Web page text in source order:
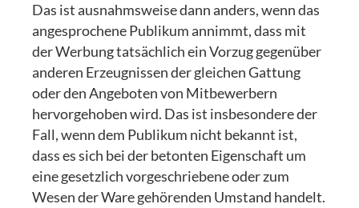
Das ist ausnahmsweise dann anders, wenn das
angesprochene Publikum annimmt, dass mit
der Werbung tatsächlich ein Vorzug gegenüber
anderen Erzeugnissen der gleichen Gattung
oder den Angeboten von Mitbewerbern
hervorgehoben wird. Das ist insbesondere der
Fall, wenn dem Publikum nicht bekannt ist,
dass es sich bei der betonten Eigenschaft um
eine gesetzlich vorgeschriebene oder zum
Wesen der Ware gehörenden Umstand handelt.